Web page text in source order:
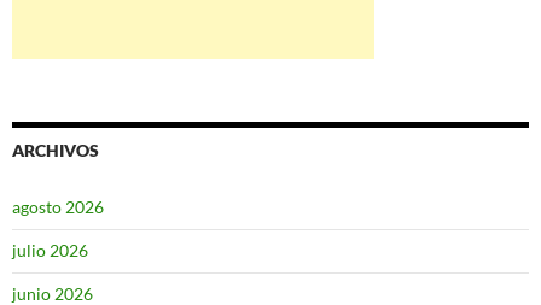
ARCHIVOS
agosto 2026
julio 2026
junio 2026